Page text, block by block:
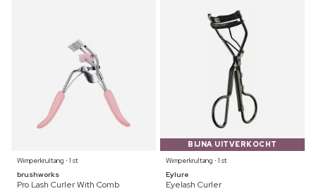
Wimperkrultang ⋅ 1 st
brushworks
Pro Lash Curler With Comb
BIJNA UITVERKOCHT
Wimperkrultang ⋅ 1 st
Eylure
Eyelash Curler